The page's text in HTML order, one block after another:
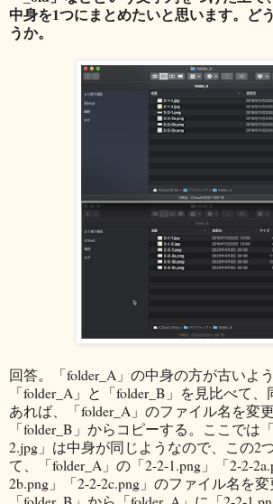
中身を1つにまとめたいと思います。ど
うか。
回答。「folder_A」の中身の方が古いよう
「folder_A」と「folder_B」を見比べて
あれば、「folder_A」のファイル名を変
「folder_B」からコピーする。ここでは
2.jpg」は中身が同じようなので、この2
て、「folder_A」の「2-2-1.png」「2-2-
2b.png」「2-2-2c.png」のファイル名を変